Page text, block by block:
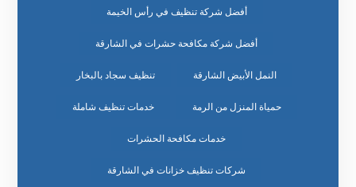
أفضل شركة تنظيف في رأس الخيمة
أفضل شركة مكافحة حشرات في الشارقة
النمل الأبيض الشارقة تنظيف سجاد بالبخار
حمياة المنزل من الرمة خدمات تنظيف شاملة
خدمات مكافحة الحشرات
شركات تنظيف خزانات في الشارقة